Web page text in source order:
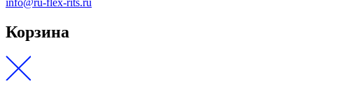
info@ru-flex-rits.ru
Корзина